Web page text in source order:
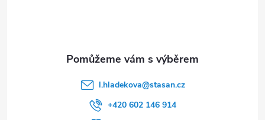
l.hladekova@stasan.cz
+420 602 146 914